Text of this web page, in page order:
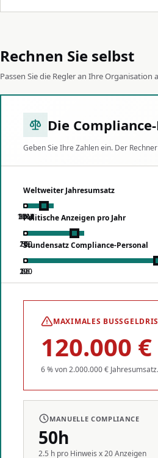
Rechnen Sie selbst
Passen Sie die Regler an Ihre
Die
Geben Sie Ihre Zahlen ein. Der
Weltweiter Jahresumsatz
100K
10M
25M
50M
Politische Anzeigen pro Jahr
1
50
100
200
Stundensatz Compliance-Personal
20
65
120
200
MAXIMALES
120.000 €
6 % von 2.000.000 €
MANUELLE COMPLIANCE
50h
2.5 h pro Hinweis x 20 Anzeigen